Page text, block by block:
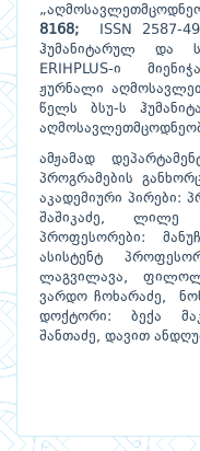
8168;
ISSN 2587-
ჰუმანიტარულ და
ERIHPLUS-ი
ჟურნალი
წელს ბსუ-ს
ამჟამად
პროგრამების
აკადემიური პირები:
შაშიკაძე, ლილე
პროფესორები:
ასისტენტ
ლაგვილავა,
ვარდო ჩოხარაძე,
დოქტორი: ბექა
შანთაძე, დავით